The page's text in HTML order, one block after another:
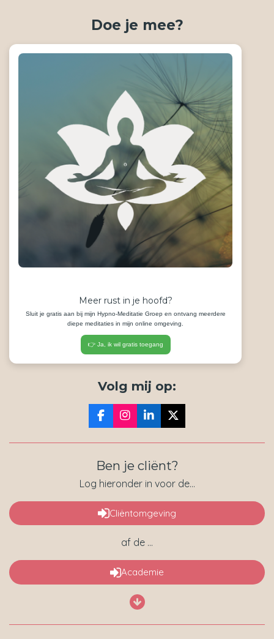
Doe je mee?
Meer rust in je hoofd?
Sluit je gratis aan bij mijn Hypno-Meditatie Groep en ontvang meerdere
diepe meditaties in mijn online omgeving.
👉 Ja, ik wil gratis toegang
Volg mij op:
F
a
c
b
o
I
n
s
a
g
r
m
L
i
n
e
I
X
Ben je cliënt?
Log hieronder in voor de...
Cliëntomgeving
af de ...
Academie